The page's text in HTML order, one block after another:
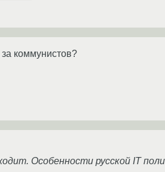
коммунистов?
Особенности русской IT